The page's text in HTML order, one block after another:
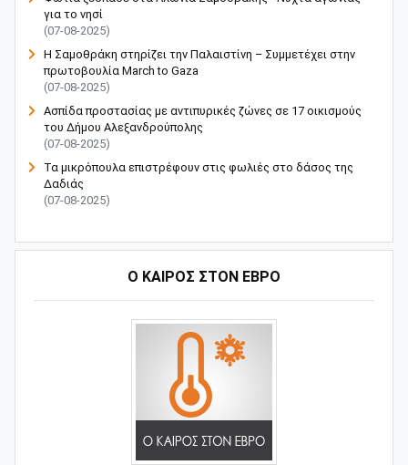
για το νησί
(07-08-2025)
Η Σαμοθράκη στηρίζει την Παλαιστίνη – Συμμετέχει στην
πρωτοβουλία March to Gaza
(07-08-2025)
Ασπίδα προστασίας με αντιπυρικές ζώνες σε 17 οικισμούς
του Δήμου Αλεξανδρούπολης
(07-08-2025)
Τα μικρόπουλα επιστρέφουν στις φωλιές στο δάσος της
Δαδιάς
(07-08-2025)
Ο ΚΑΙΡΟΣ ΣΤΟΝ ΕΒΡΟ